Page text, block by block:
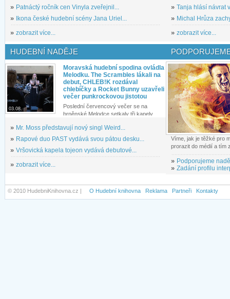
» Patnáctý ročník cen Vinyla zveřejnil...
» Ikona české hudební scény Jana Uriel...
» zobrazit více...
» Tanja hlásí návrat
» Michal Hrůza
» zobrazit více...
HUDEBNÍ NADĚJE
03.08.
Moravská hudební spodina ovládla
Melodku. The Scrambles lákali na
debut, CHLEB!K rozdával
chlebíčky a Rocket Bunny uzavřeli
večer punkrockovou jistotou
Poslední červencový večer se na
brněnské Melodce setkaly tři kapely...
» Mr. Moss představují nový singl Weird...
» Rapové duo PAST vydává svou pátou desku...
» Vršovická kapela tojeon vydává debutové...
» zobrazit více...
Víme, jak je těžké pro
prorazit do médií a tím
» Podporujeme
» Zadání profilu
© 2010 HudebniKnihovna.cz | O Hudební knihovna Reklama Partneři Kontakty